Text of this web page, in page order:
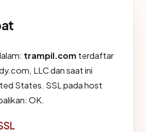
trampil.com terdaftar
LLC dan saat ini
States. SSL pada host
OK.